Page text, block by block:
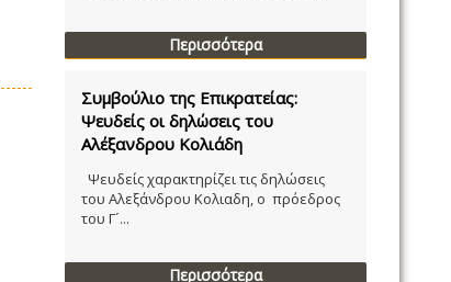
Περισσότερα
Συμβούλιο της Επικρατείας:
Ψευδείς οι δηλώσεις του
Αλέξανδρου Κολιάδη
Ψευδείς χαρακτηρίζει τις δηλώσεις
του Αλεξάνδρου Κολιαδη, ο πρόεδρος
του Γ´...
Περισσότερα